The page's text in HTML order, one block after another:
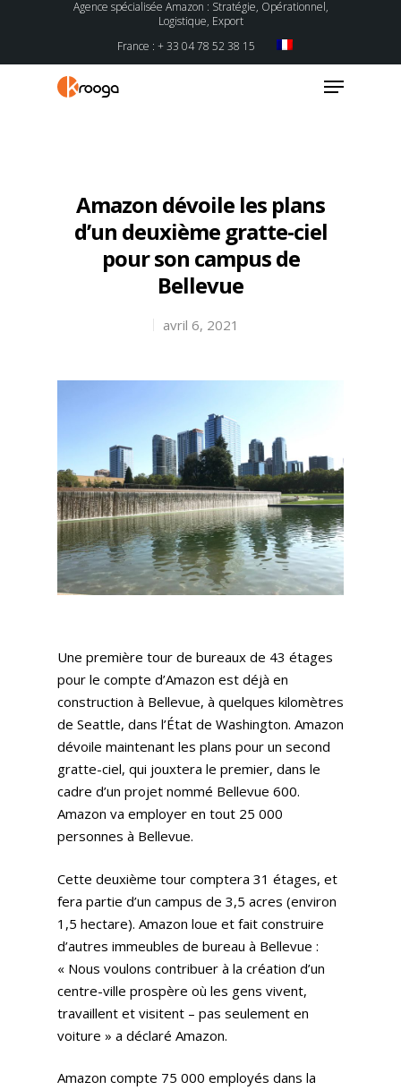
Agence spécialisée Amazon : Stratégie, Opérationnel,
Logistique, Export
France : + 33 04 78 52 38 15
Amazon dévoile les plans
d’un deuxième gratte-ciel
pour son campus de
Bellevue
avril 6, 2021
Une première tour de bureaux de 43 étages
pour le compte d’Amazon est déjà en
construction à Bellevue, à quelques kilomètres
de Seattle, dans l’État de Washington. Amazon
dévoile maintenant les plans pour un second
gratte-ciel, qui jouxtera le premier, dans le
cadre d’un projet nommé Bellevue 600.
Amazon va employer en tout 25 000
personnes à Bellevue.
Cette deuxième tour comptera 31 étages, et
fera partie d’un campus de 3,5 acres (environ
1,5 hectare). Amazon loue et fait construire
d’autres immeubles de bureau à Bellevue :
« Nous voulons contribuer à la création d’un
centre-ville prospère où les gens vivent,
travaillent et visitent – pas seulement en
voiture » a déclaré Amazon.
Amazon compte 75 000 employés dans la